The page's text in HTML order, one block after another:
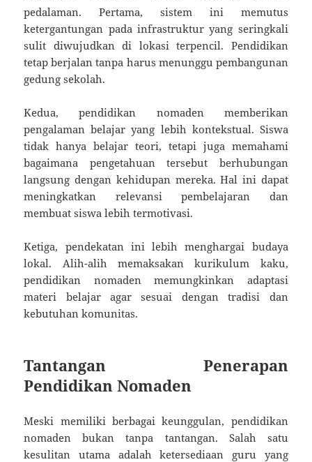
pedalaman. Pertama, sistem ini memutus
ketergantungan pada infrastruktur yang seringkali
sulit diwujudkan di lokasi terpencil. Pendidikan
tetap berjalan tanpa harus menunggu pembangunan
gedung sekolah.
Kedua, pendidikan nomaden memberikan
pengalaman belajar yang lebih kontekstual. Siswa
tidak hanya belajar teori, tetapi juga memahami
bagaimana pengetahuan tersebut berhubungan
langsung dengan kehidupan mereka. Hal ini dapat
meningkatkan relevansi pembelajaran dan
membuat siswa lebih termotivasi.
Ketiga, pendekatan ini lebih menghargai budaya
lokal. Alih-alih memaksakan kurikulum kaku,
pendidikan nomaden memungkinkan adaptasi
materi belajar agar sesuai dengan tradisi dan
kebutuhan komunitas.
Tantangan Penerapan
Pendidikan Nomaden
Meski memiliki berbagai keunggulan, pendidikan
nomaden bukan tanpa tantangan. Salah satu
kesulitan utama adalah ketersediaan guru yang